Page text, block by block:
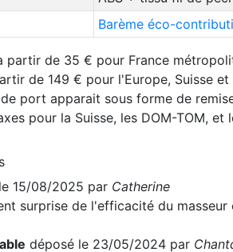
Barème éco-
partir de 35 € pour France
de 149 € pour l'Europe, Suisse et
port apparait sous forme de
pour la Suisse, les DOM-TOM,
15/08/2025 par Catherine
surprise de l'efficacité du
déposé le 23/05/2024 par